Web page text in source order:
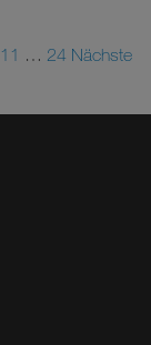
11 … 24 Nächste